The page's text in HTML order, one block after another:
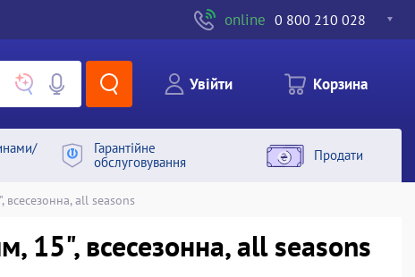
online 0 800 210 028
Увiйти Корзина
Гарантiйне
обслуговування
Продати
all seasons
15", всесезонна, all seasons